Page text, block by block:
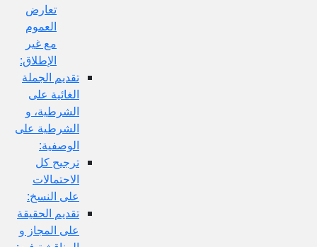
تعارض
العموم
مع غير
الإطلاق:
تقديم الجملة
الغائية على
الشرطية، و
الشرطية على
الوصفية:
ترجيح كل
الاحتمالات
على النسخ:
تقديم الحقيقة
على المجاز و